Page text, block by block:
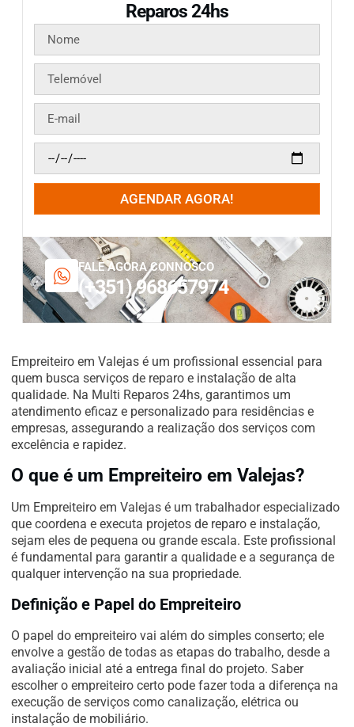
Reparos 24hs
AGENDAR AGORA!
FALE AGORA CONNOSCO
(+351) 968657974
Empreiteiro em Valejas é um profissional essencial para
quem busca serviços de reparo e instalação de alta
qualidade. Na Multi Reparos 24hs, garantimos um
atendimento eficaz e personalizado para residências e
empresas, assegurando a realização dos serviços com
excelência e rapidez.
O que é um Empreiteiro em Valejas?
Um Empreiteiro em Valejas é um trabalhador especializado
que coordena e executa projetos de reparo e instalação,
sejam eles de pequena ou grande escala. Este profissional
é fundamental para garantir a qualidade e a segurança de
qualquer intervenção na sua propriedade.
Definição e Papel do Empreiteiro
O papel do empreiteiro vai além do simples conserto; ele
envolve a gestão de todas as etapas do trabalho, desde a
avaliação inicial até a entrega final do projeto. Saber
escolher o empreiteiro certo pode fazer toda a diferença na
execução de serviços como canalização, elétrica ou
instalação de mobiliário.